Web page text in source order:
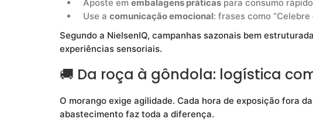
Aposte em embalagens práticas para consumo
Use a comunicação emocional: frases como
Segundo a NielsenIQ, campanhas sazonais bem
experiências sensoriais.
🚚 Da roça à gôndola: logística
O morango exige agilidade. Cada hora de exposição fora
abastecimento faz toda a diferença.